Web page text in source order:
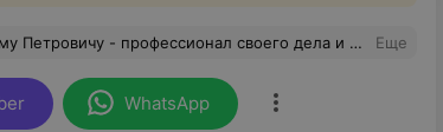
жутко боялась удалять, а заняло всё не более пол минуты... Побольше бы таких врачей!!! Настраиваюсь на удаление более сложной 8-ки... Мысли пойти к кому-то другому улетучились после знакомства с ним! Еще
WhatsApp